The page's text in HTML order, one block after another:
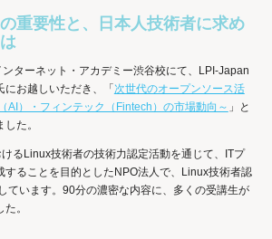
重要性と、日本人技術者に求め
ターネット・アカデミー渋谷校にて、LPI-Japan
お越しいただき、「 次世代のオープンソース活
AI）・フィンテック（Fintech）の市場動向～ 」と
た。
るLinux技術者の技術力認定活動を通じて、ITプ
することを目的としたNPO法人で、Linux技術者認
ています。90分の濃密な内容に、多くの受講生が
。